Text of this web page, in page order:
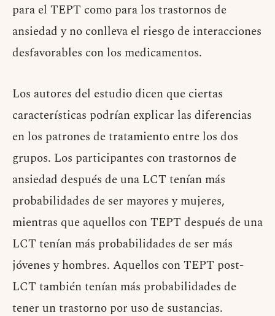
para el TEPT como para los trastornos de
ansiedad y no conlleva el riesgo de interacciones
desfavorables con los medicamentos.
Los autores del estudio dicen que ciertas
características podrían explicar las diferencias
en los patrones de tratamiento entre los dos
grupos. Los participantes con trastornos de
ansiedad después de una LCT tenían más
probabilidades de ser mayores y mujeres,
mientras que aquellos con TEPT después de una
LCT tenían más probabilidades de ser más
jóvenes y hombres. Aquellos con TEPT post-
LCT también tenían más probabilidades de
tener un trastorno por uso de sustancias.